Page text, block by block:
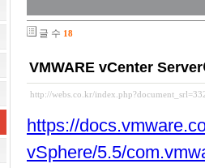
글 수 18
VMWARE vCenter
http://webs.co.kr/
https://
vSphere/5.5/